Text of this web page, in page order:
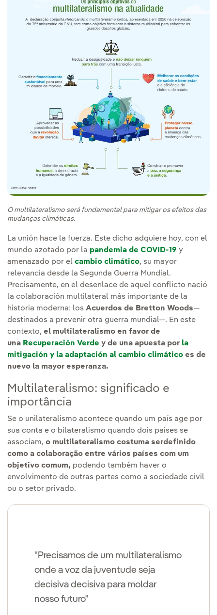
O multilateralismo será fundamental para mitigar os efeitos das
mudanças climáticas.
La unión hace la fuerza. Este dicho adquiere hoy, con el
mundo azotado por la pandemia de COVID-19 y
amenazado por el cambio climático, su mayor
relevancia desde la Segunda Guerra Mundial.
Precisamente, en el desenlace de aquel conflicto nació
la colaboración multilateral más importante de la
historia moderna: los Acuerdos de Bretton Woods—
destinados a prevenir otra guerra mundial—. En este
contexto, el multilateralismo en favor de
una Recuperación Verde y de una apuesta por la
mitigación y la adaptación al cambio climático es de
nuevo la mayor esperanza.
Multilateralismo: significado e
importância
Se o unilateralismo acontece quando um país age por
sua conta e o bilateralismo quando dois países se
associam, o multilateralismo costuma serdefinido
como a colaboração entre vários países com um
objetivo comum, podendo também haver o
envolvimento de outras partes como a sociedade civil
ou o setor privado.
"Precisamos de um multilateralismo
onde a voz da juventude seja
decisiva decisiva para moldar
nosso futuro"